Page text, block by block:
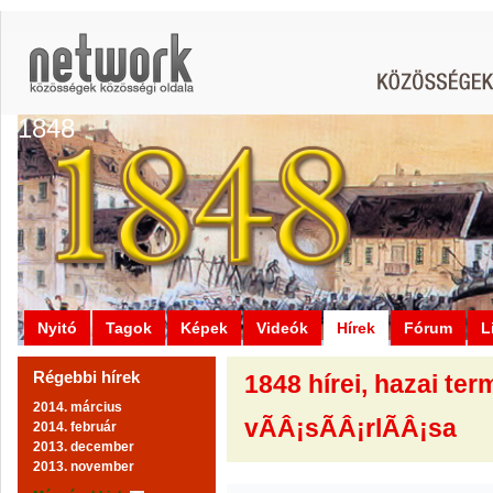
1848
Nyitó Tagok Képek Videók Hírek Fórum
Régebbi hírek
2014. március
2014. február
2013. december
2013. november
1848 hírei, hazai
vÃÂ¡sÃÂ¡rlÃÂ¡sa